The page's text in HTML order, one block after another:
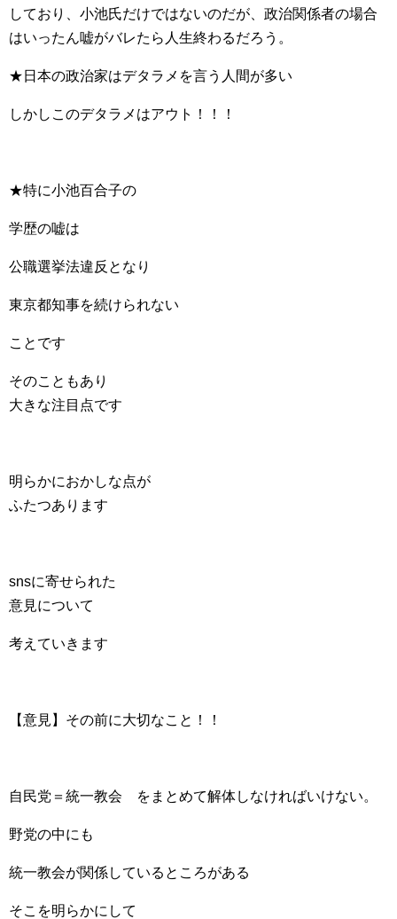
しており、小池氏だけではないのだが、政治関係者の場合
はいったん嘘がバレたら人生終わるだろう。
★日本の政治家はデタラメを言う人間が多い
しかしこのデタラメはアウト！！！
★特に小池百合子の
学歴の嘘は
公職選挙法違反となり
東京都知事を続けられない
ことです
そのこともあり
大きな注目点です
明らかにおかしな点が
ふたつあります
snsに寄せられた
意見について
考えていきます
【意見】その前に大切なこと！！
自民党＝統一教会 をまとめて解体しなければいけない。
野党の中にも
統一教会が関係しているところがある
そこを明らかにして